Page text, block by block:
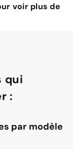
voir plus de
qui
:
par modèle